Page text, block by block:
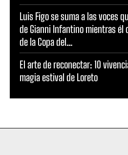
Luis Figo se suma a las voces
de Gianni Infantino mientras él
de la Copa del...
El arte de reconectar: 10
magia estival de Loreto